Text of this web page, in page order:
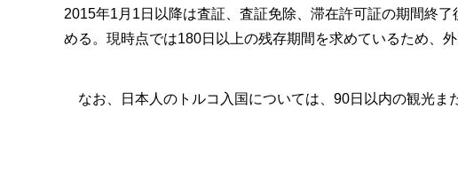
2015年1月1日以降は査証、査証免除、滞在許可証の期間終
める。現時点では180日以上の残存期間を求めているため、
なお、日本人のトルコ入国については、90日以内の観光ま